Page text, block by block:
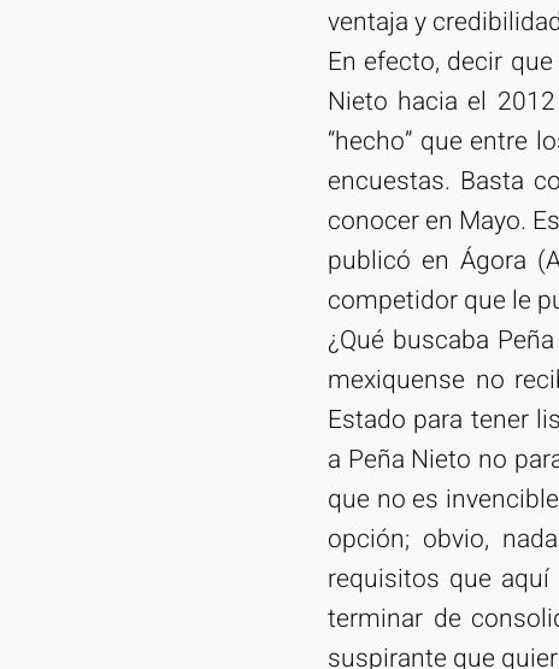
ventaja y
En efecto, decir
Nieto hacia el
“hecho” que entre
encuestas. Basta
conocer en Mayo.
publicó en Ágora
competidor que le
¿Qué buscaba
mexiquense no
Estado para tener
a Peña Nieto no
que no es
opción; obvio,
requisitos que
terminar de
suspirante que